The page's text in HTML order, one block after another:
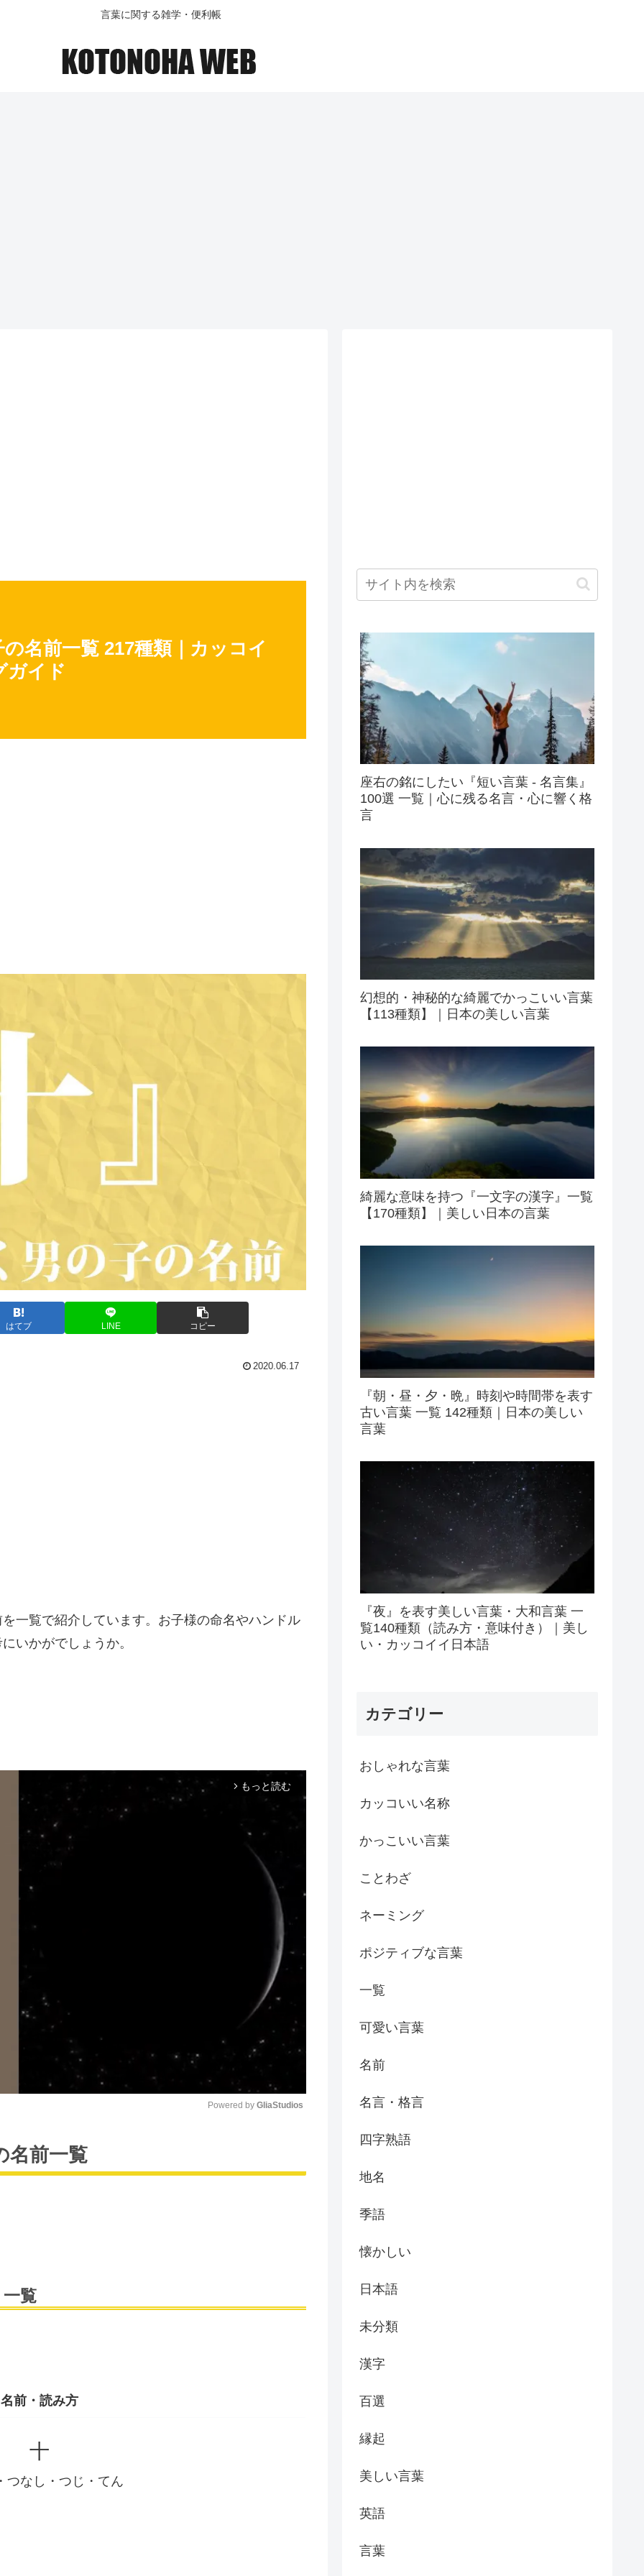
言葉に関する雑学・便利帳
名前一覧 217種類｜カッコイ
ガイド
はてブ LINE コピー
2020.06.17
一覧で紹介しています。お子様の命名やハンドル
いかがでしょうか。
arrow_forward_ios もっと読む
Powered by GliaStudios
名前一覧
覧
名前・読み方
十
つなし・つじ・てん
座右の銘にしたい『短い言葉 - 名言集』
100選 一覧｜心に残る名言・心に響く格
言
幻想的・神秘的な綺麗でかっこいい言葉
【113種類】｜日本の美しい言葉
綺麗な意味を持つ『一文字の漢字』一覧
【170種類】｜美しい日本の言葉
『朝・昼・夕・晩』時刻や時間帯を表す
古い言葉 一覧 142種類｜日本の美しい
言葉
『夜』を表す美しい言葉・大和言葉 一
覧140種類（読み方・意味付き）｜美し
い・カッコイイ日本語
カテゴリー
おしゃれな言葉
カッコいい名称
かっこいい言葉
ことわざ
ネーミング
ポジティブな言葉
一覧
可愛い言葉
名前
名言・格言
四字熟語
地名
季語
懐かしい
日本語
未分類
漢字
百選
縁起
美しい言葉
英語
言葉